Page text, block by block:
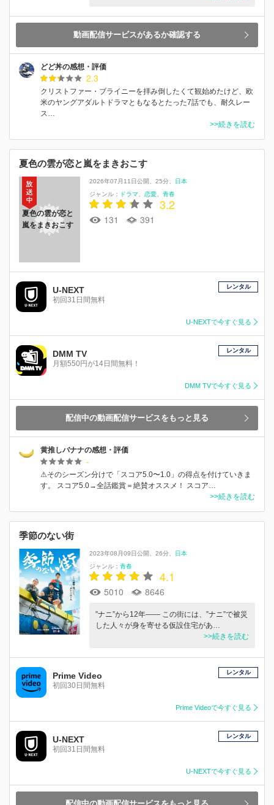
動画配信サービスがあるか確認する
どど丼の感想・評価
2.3
クリストファー・ブライニーを拝み倒したくて観始めたけど、欧
米のヤングアダルトドラマともなるとたった7話でも、耐久レー
ス…
>>続きを読む
夏色の雲が恋と嵐をまきおこす
夏色の雲が恋と
嵐をまきおこす
2026年07月11日公開 25分
日本
ジャンル：
ドラマ 恋愛 青春
3.2
131 391
U-NEXT
初回31日間無料
レンタル
U-NEXTで今すぐ見る
DMM TV
月額550円が14日間無料！
レンタル
DMM TVで今すぐ見る
配信中の動画配信サービスをもっと見る
黄推しバナナの感想・評価
-
⚠そのシーズン分けで「スコア5.0〜1.0」の得点を付けていきま
す。 スコア5.0→全話鑑賞＝絶賛オススメ！ スコア…
>>続きを読む
季節のない街
2023年08月09日公開 26分
日本
ジャンル： 青春
4.1
5010 8646
”ナニ”から12年―― この街には、”ナニ”で被災
した人々が身を寄せる仮設住宅があ…
>>続きを読む
Prime Video
初回30日間無料
レンタル
Prime Videoで今すぐ見る
U-NEXT
初回31日間無料
レンタル
U-NEXTで今すぐ見る